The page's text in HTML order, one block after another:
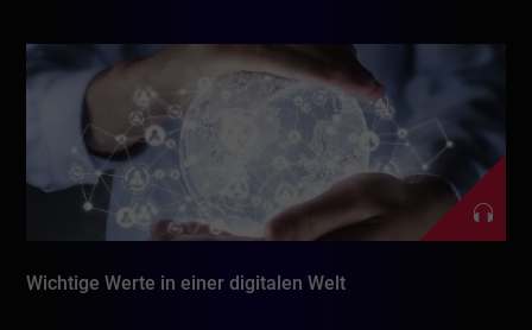
Wichtige Werte in einer digitalen Welt